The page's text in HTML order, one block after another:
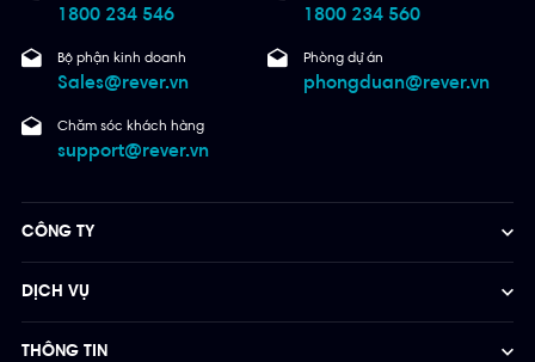
1800 234 546 1800 234 560
Bộ phận kinh doanh
Sales@rever.vn
Phòng dự án
phongduan@rever.vn
Chăm sóc khách hàng
support@rever.vn
CÔNG TY
DỊCH VỤ
THÔNG TIN